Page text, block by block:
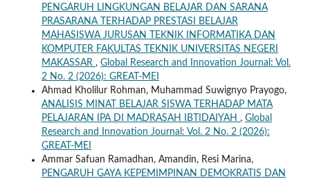
PENGARUH LINGKUNGAN BELAJAR DAN SARANA
PRASARANA TERHADAP PRESTASI BELAJAR
MAHASISWA JURUSAN TEKNIK INFORMATIKA DAN
KOMPUTER FAKULTAS TEKNIK UNIVERSITAS NEGERI
MAKASSAR , Global Research and Innovation Journal: Vol.
2 No. 2 (2026): GREAT-MEI
Ahmad Kholilur Rohman, Muhammad Suwignyo Prayogo,
ANALISIS MINAT BELAJAR SISWA TERHADAP MATA
PELAJARAN IPA DI MADRASAH IBTIDAIYAH , Global
Research and Innovation Journal: Vol. 2 No. 2 (2026):
GREAT-MEI
Ammar Safuan Ramadhan, Amandin, Resi Marina,
PENGARUH GAYA KEPEMIMPINAN DEMOKRATIS DAN